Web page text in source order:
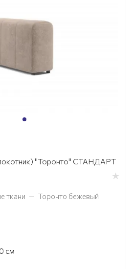
"Торонто" СТАНДАРТ
ткани — Торонто бежевый
см